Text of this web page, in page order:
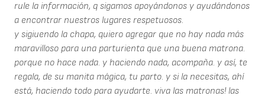
rule la información, q sigamos apoyándonos y ayudándonos
a encontrar nuestros lugares respetuosos.
y sigiuendo la chapa, quiero agregar que no hay nada más
maravilloso para una parturienta que una buena matrona.
porque no hace nada. y haciendo nada, acompaña. y así, te
regala, de su manita mágica, tu parto. y si la necesitas, ahí
está, haciendo todo para ayudarte. viva las matronas! las